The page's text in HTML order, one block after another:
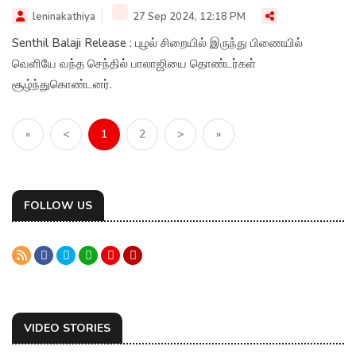
leninakathiya 27 Sep 2024, 12:18 PM
Senthil Balaji Release : புழல் சிறையில் இருந்து பிணையில்
வெளியே வந்த செந்தில் பாலாஜியை தொண்டர்கள்
சூழ்ந்துகொண்டனர்.
« < 1 2 > »
FOLLOW US
VIDEO STORIES